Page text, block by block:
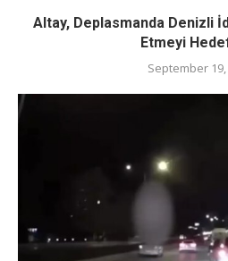
Altay, Deplasmanda Denizli
Etmeyi
September 19,